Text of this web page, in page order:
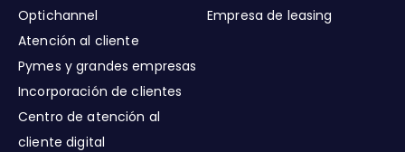
Optichannel
Atención al cliente
Pymes y grandes empresas
Incorporación de clientes
Centro de atención al
cliente digital
Empresa de leasing